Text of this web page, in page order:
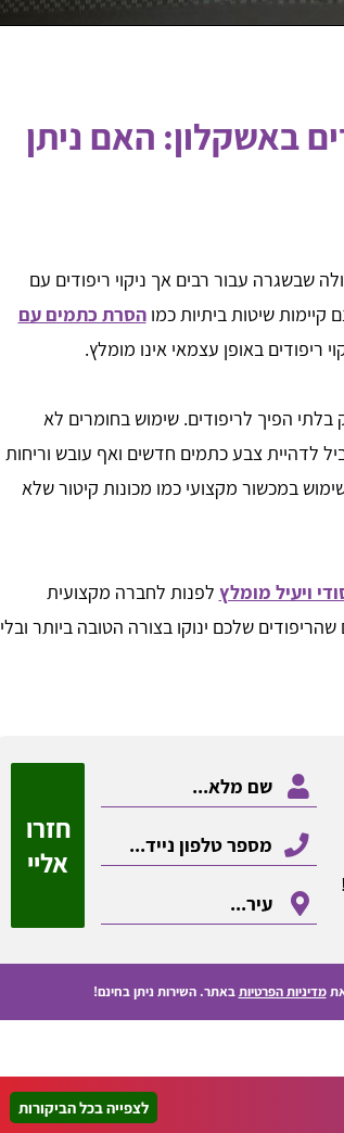
באשקלון: האם ניתן
שבשגרה עבור רבים אך ניקוי ריפודים עם
קיימות שיטות ביתיות כמוהסרת כתמים עם
ריפודים באופן עצמאי אינו מומלץ.
בלתי הפיך לריפודים. שימוש בחומרים לא
לדהיית צבע כתמים חדשים ואף עובש וריחות
במכשור מקצועי כמו מכונות קיטור שלא
ויעיל מומלץ לפנות לחברה מקצועית
שלכם ינוקו בצורה הטובה ביותר ובלי
חזרו
אליי
מדיניות הפרטיותבאתר. השירות ניתן בחינם!
לצפייה בכל הביקורות